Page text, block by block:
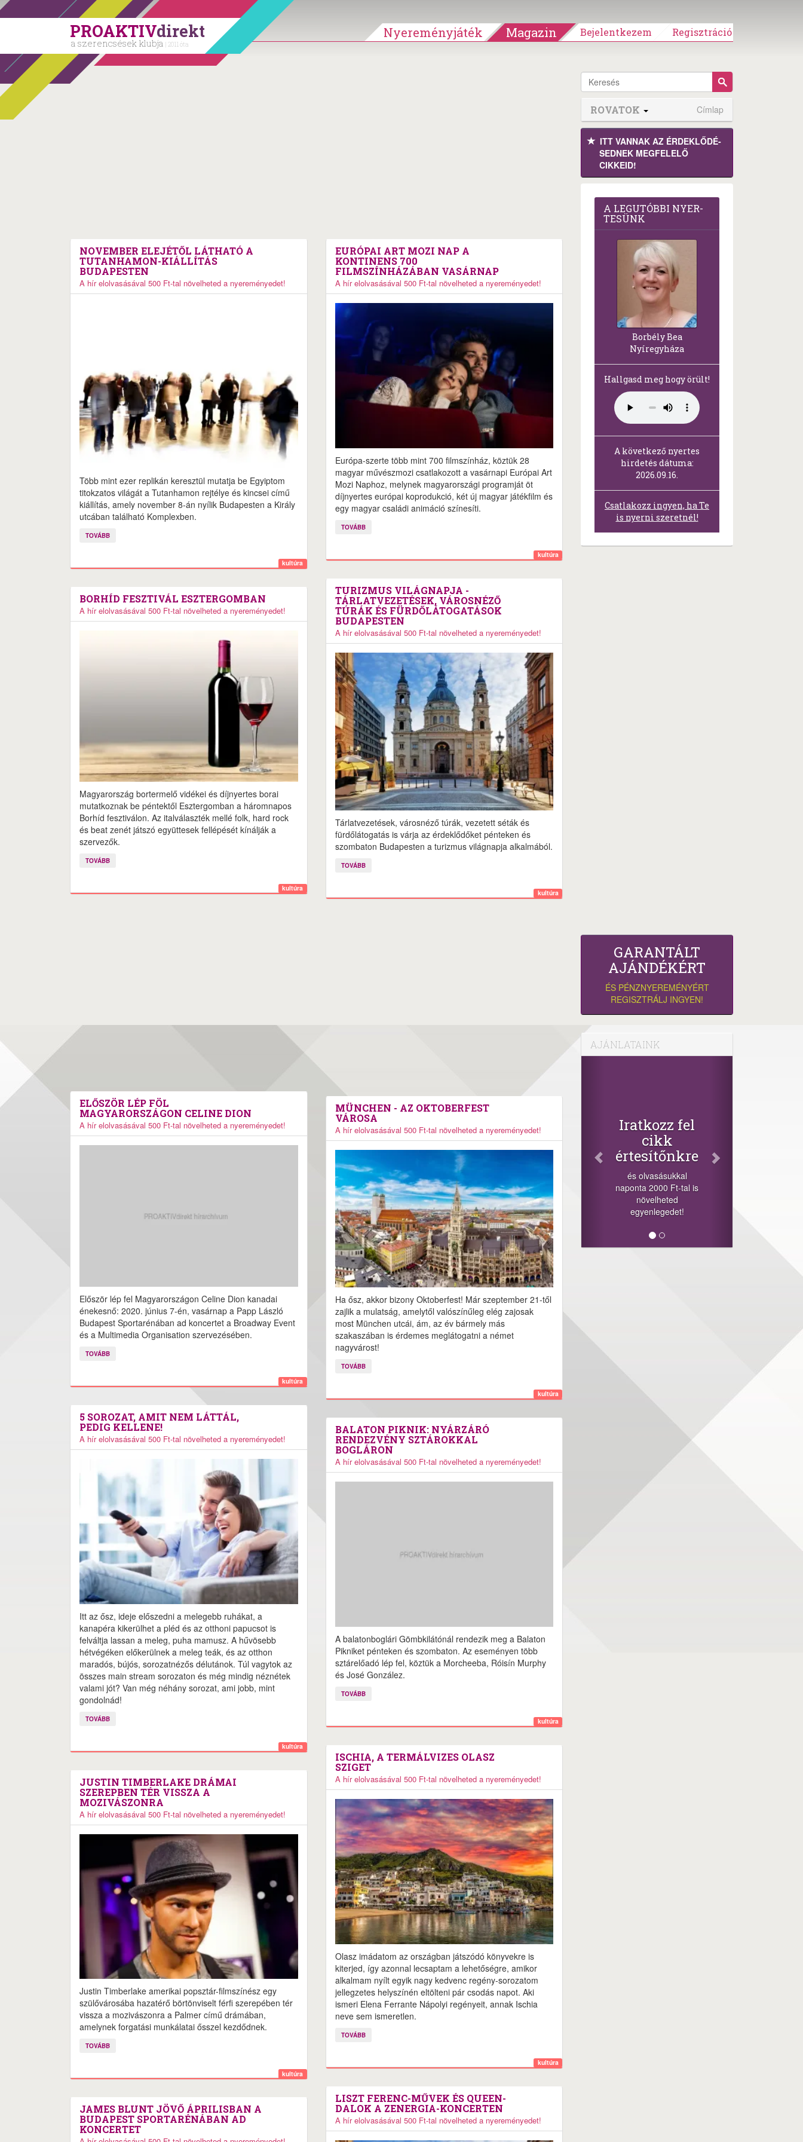
PROAKTIVdirekt
a szerencsések klubja | 2011 óta
Nyereményjáték Magazin Bejelentkezem Regisztráció
NOVEMBER ELEJÉTŐL LÁTHATÓ A
TUTANHAMON-KIÁLLÍTÁS
BUDAPESTEN
A hír elolvasásával 500 Ft-tal növelheted a nyereményedet!
Több mint ezer replikán keresztül mutatja be Egyiptom
titokzatos világát a Tutanhamon rejtélye és kincsei című
kiállítás, amely november 8-án nyílik Budapesten a Király
utcában található Komplexben.
TOVÁBB
kultúra
BORHÍD FESZTIVÁL ESZTERGOMBAN
A hír elolvasásával 500 Ft-tal növelheted a nyereményedet!
Magyarország bortermelő vidékei és díjnyertes borai
mutatkoznak be péntektől Esztergomban a háromnapos
Borhíd fesztiválon. Az italválaszték mellé folk, hard rock
és beat zenét játszó együttesek fellépését kínálják a
szervezők.
TOVÁBB
kultúra
ELŐSZÖR LÉP FÖL
MAGYARORSZÁGON CELINE DION
A hír elolvasásával 500 Ft-tal növelheted a nyereményedet!
Először lép fel Magyarországon Celine Dion kanadai
énekesnő: 2020. június 7-én, vasárnap a Papp László
Budapest Sportarénában ad koncertet a Broadway Event
és a Multimedia Organisation szervezésében.
TOVÁBB
kultúra
5 SOROZAT, AMIT NEM LÁTTÁL,
PEDIG KELLENE!
A hír elolvasásával 500 Ft-tal növelheted a nyereményedet!
Itt az ősz, ideje előszedni a melegebb ruhákat, a
kanapéra kikerülhet a pléd és az otthoni papucsot is
felváltja lassan a meleg, puha mamusz. A hűvösebb
hétvégéken előkerülnek a meleg teák, és az otthon
maradós, bújós, sorozatnézős délutánok. Túl vagytok az
összes main stream sorozaton és még mindig néznétek
valami jót? Van még néhány sorozat, ami jobb, mint
gondolnád!
TOVÁBB
kultúra
JUSTIN TIMBERLAKE DRÁMAI
SZEREPBEN TÉR VISSZA A
MOZIVÁSZONRA
A hír elolvasásával 500 Ft-tal növelheted a nyereményedet!
Justin Timberlake amerikai popsztár-filmszínész egy
szülővárosába hazatérő börtönviselt férfi szerepében tér
vissza a mozivászonra a Palmer című drámában,
amelynek forgatási munkálatai ősszel kezdődnek.
TOVÁBB
kultúra
JAMES BLUNT JÖVŐ ÁPRILISBAN A
BUDAPEST SPORTARÉNÁBAN AD
KONCERTET
EURÓPAI ART MOZI NAP A
KONTINENS 700
FILMSZÍNHÁZÁBAN VASÁRNAP
A hír elolvasásával 500 Ft-tal növelheted a nyereményedet!
Európa-szerte több mint 700 filmszínház, köztük 28
magyar művészmozi csatlakozott a vasárnapi Európai Art
Mozi Naphoz, melynek magyarországi programját öt
díjnyertes európai koprodukció, két új magyar játékfilm és
egy magyar családi animáció színesíti.
TOVÁBB
kultúra
TURIZMUS VILÁGNAPJA -
TÁRLATVEZETÉSEK, VÁROSNÉZŐ
TÚRÁK ÉS FÜRDŐLÁTOGATÁSOK
BUDAPESTEN
A hír elolvasásával 500 Ft-tal növelheted a nyereményedet!
Tárlatvezetések, városnéző túrák, vezetett séták és
fürdőlátogatás is várja az érdeklődőket pénteken és
szombaton Budapesten a turizmus világnapja alkalmából.
TOVÁBB
kultúra
MÜNCHEN - AZ OKTOBERFEST
VÁROSA
A hír elolvasásával 500 Ft-tal növelheted a nyereményedet!
Ha ősz, akkor bizony Oktoberfest! Már szeptember 21-től
zajlik a mulatság, amelytől valószínűleg elég zajosak
most München utcái, ám, az év bármely más
szakaszában is érdemes meglátogatni a német
nagyvárost!
TOVÁBB
kultúra
BALATON PIKNIK: NYÁRZÁRÓ
RENDEZVÉNY SZTÁROKKAL
BOGLÁRON
A hír elolvasásával 500 Ft-tal növelheted a nyereményedet!
A balatonboglári Gömbkilátónál rendezik meg a Balaton
Pikniket pénteken és szombaton. Az eseményen több
sztárelőadó lép fel, köztük a Morcheeba, Róisín Murphy
és José González.
TOVÁBB
kultúra
ISCHIA, A TERMÁLVIZES OLASZ
SZIGET
A hír elolvasásával 500 Ft-tal növelheted a nyereményedet!
Olasz imádatom az országban játszódó könyvekre is
kiterjed, így azonnal lecsaptam a lehetőségre, amikor
alkalmam nyílt egyik nagy kedvenc regény-sorozatom
jellegzetes helyszínén eltölteni pár csodás napot. Aki
ismeri Elena Ferrante Nápolyi regényeit, annak Ischia
neve sem ismeretlen.
TOVÁBB
kultúra
LISZT FERENC-MŰVEK ÉS QUEEN-
DALOK A ZENERGIA-KONCERTEN
A hír elolvasásával 500 Ft-tal növelheted a nyereményedet!
ROVATOK Címlap
ITT VANNAK AZ ÉRDEK­LŐDÉ­
SEDNEK MEGFE­LELŐ
CIKKEID!
A LEG­U­TÓB­BI NYER­
TE­SÜNK
Borbély Bea
Nyíregyháza
Hallgasd meg hogy örült!
A következő nyertes
hirdetés dátuma:
2026.09.16.
Csatlakozz ingyen, ha Te
is nyerni szeretnél!
GARANTÁLT
AJÁNDÉKÉRT
ÉS PÉNZNYEREMÉNYÉRT
REGISZTRÁLJ INGYEN!
AJÁNLATAINK
+1.000.000 Ft...
-nyeremény növelés jár
a szerencsésnek a
sorsolás napján! A
cikkek alján találsz
megosztási
lehetőséget. Lájkolj is
minket!